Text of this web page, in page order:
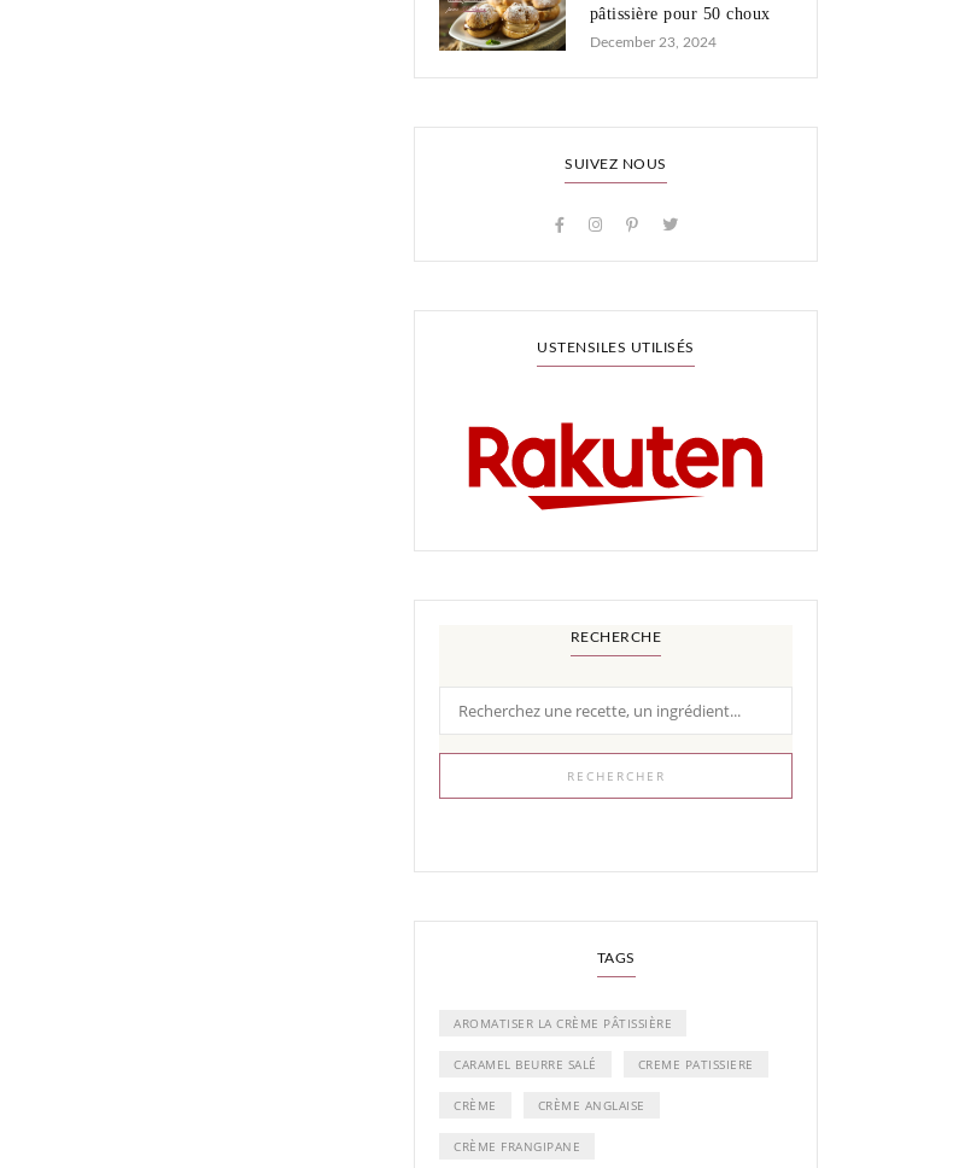
pâtissière pour 50 choux
December 23, 2024
SUIVEZ NOUS
USTENSILES UTILISÉS
RECHERCHE
RECHERCHER
TAGS
AROMATISER LA CRÈME PÂTISSIÈRE
CARAMEL BEURRE SALÉ CREME PATISSIERE
CRÈME CRÈME ANGLAISE
CRÈME FRANGIPANE